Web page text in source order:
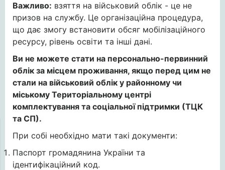
Важливо: взяття на військовий облік - це не
призов на службу. Це організаційна процедура,
що дає змогу встановити обсяг мобілізаційного
ресурсу, рівень освіти та інші дані.
Ви не можете стати на персонально-первинний
облік за місцем проживання, якщо перед цим не
стали на військовий облік у районному чи
міському Територіальному центрі
комплектування та соціальної підтримки (ТЦК
та СП).
При собі необхідно мати такі документи:
Паспорт громадянина України та
ідентифікаційний код.